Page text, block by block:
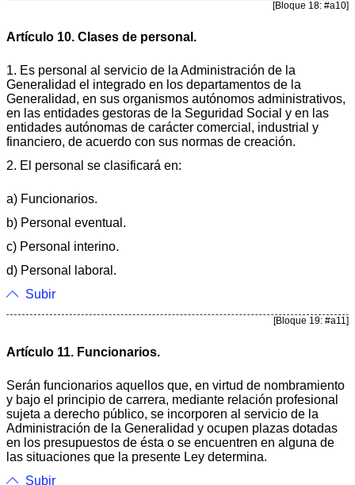
[Bloque 18: #a10]
Artículo 10. Clases de personal.
1. Es personal al servicio de la Administración de la
Generalidad el integrado en los departamentos de la
Generalidad, en sus organismos autónomos administrativos,
en las entidades gestoras de la Seguridad Social y en las
entidades autónomas de carácter comercial, industrial y
financiero, de acuerdo con sus normas de creación.
2. El personal se clasificará en:
a) Funcionarios.
b) Personal eventual.
c) Personal interino.
d) Personal laboral.
Subir
[Bloque 19: #a11]
Artículo 11. Funcionarios.
Serán funcionarios aquellos que, en virtud de nombramiento
y bajo el principio de carrera, mediante relación profesional
sujeta a derecho público, se incorporen al servicio de la
Administración de la Generalidad y ocupen plazas dotadas
en los presupuestos de ésta o se encuentren en alguna de
las situaciones que la presente Ley determina.
Subir